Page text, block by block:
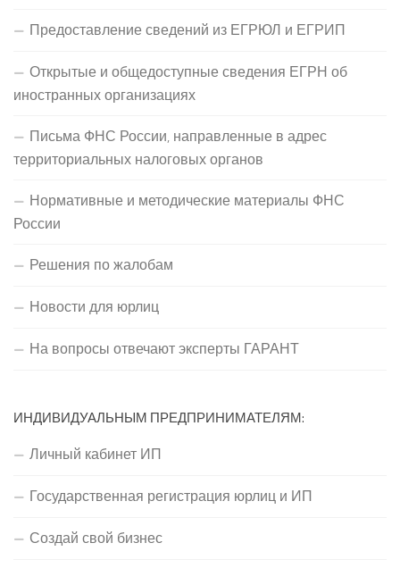
Предоставление сведений из ЕГРЮЛ и ЕГРИП
Открытые и общедоступные сведения ЕГРН об
иностранных организациях
Письма ФНС России, направленные в адрес
территориальных налоговых органов
Нормативные и методические материалы ФНС
России
Решения по жалобам
Новости для юрлиц
На вопросы отвечают эксперты ГАРАНТ
ИНДИВИДУАЛЬНЫМ ПРЕДПРИНИМАТЕЛЯМ:
Личный кабинет ИП
Государственная регистрация юрлиц и ИП
Создай свой бизнес